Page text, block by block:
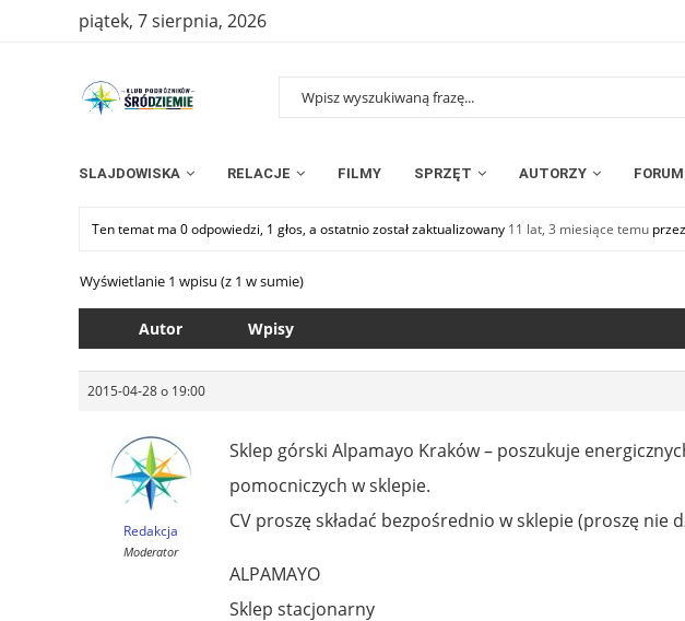
piątek, 7 sierpnia, 2026
SLAJDOWISKA RELACJE FILMY SPRZĘT AUTORZY FORUM
Ten temat ma 0 odpowiedzi, 1 głos, a ostatnio został zaktualizowany 11 lat, 3 miesiące temu przez
Wyświetlanie 1 wpisu (z 1 w sumie)
Autor Wpisy
2015-04-28 o 19:00
Redakcja
Moderator
Sklep górski Alpamayo Kraków – poszukuje
pomocniczych w sklepie.
CV proszę składać bezpośrednio w sklepie (proszę nie
ALPAMAYO
Sklep stacjonarny